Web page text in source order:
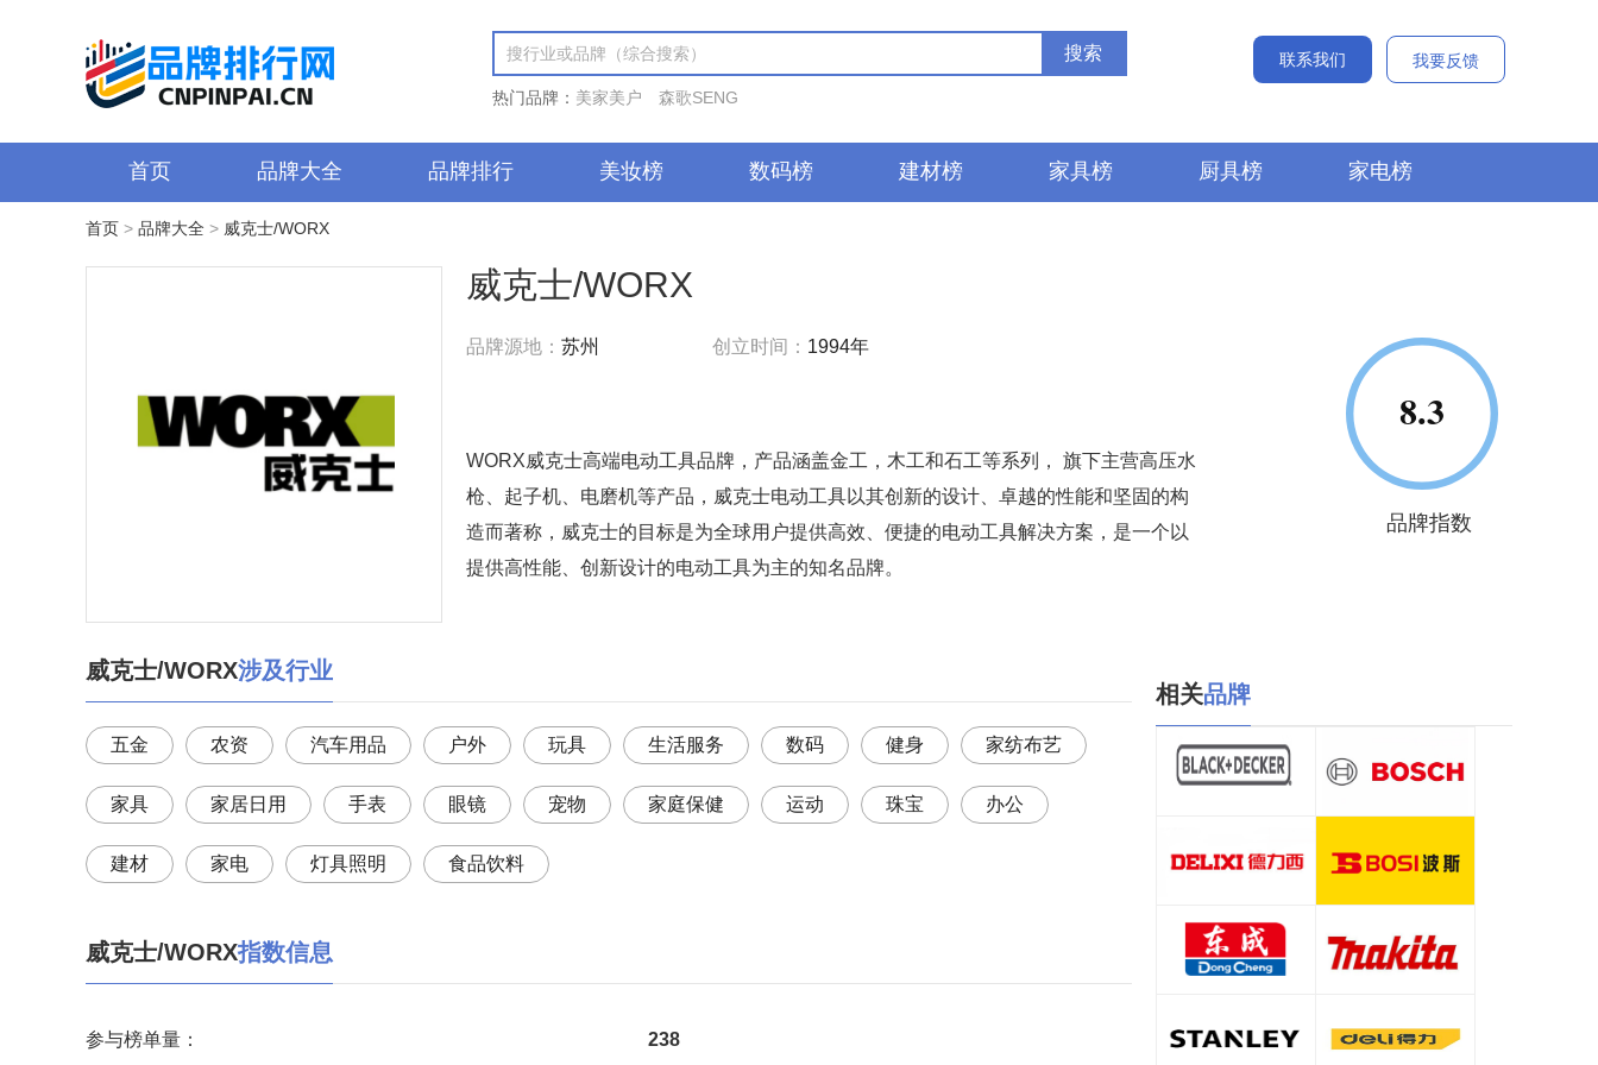
联系我们
我要反馈
热门品牌： 美家美户 森歌SENG
首页 品牌大全 品牌排行 美妆榜 数码榜 建材榜 家具榜 厨具榜 家电榜
首页 > 品牌大全 > 威克士/WORX
威克士/WORX
品牌源地： 苏州 创立时间： 1994年
WORX威克士高端电动工具品牌，产品涵盖金工，木工和石工等系列， 旗下主营高压水
枪、起子机、电磨机等产品，威克士电动工具以其创新的设计、卓越的性能和坚固的构
造而著称，威克士的目标是为全球用户提供高效、便捷的电动工具解决方案，是一个以
提供高性能、创新设计的电动工具为主的知名品牌。
品牌指数
威克士/WORX涉及行业
五金 农资 汽车用品 户外 玩具 生活服务 数码 健身 家纺布艺
家具 家居日用 手表 眼镜 宠物 家庭保健 运动 珠宝 办公
建材 家电 灯具照明 食品饮料
威克士/WORX指数信息
参与榜单量： 238
相关品牌
查看详情 查看详情
德力西/DELIXI
查看详情 查看详情
查看详情 查看详情